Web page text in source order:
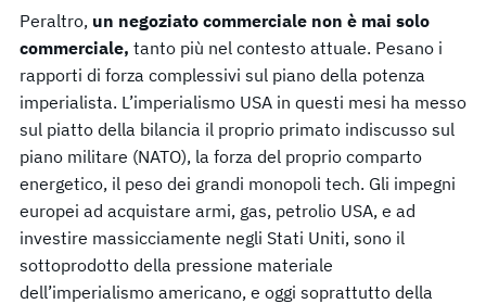
Peraltro, un negoziato commerciale non è mai solo
commerciale, tanto più nel contesto attuale. Pesano i
rapporti di forza complessivi sul piano della potenza
imperialista. L’imperialismo USA in questi mesi ha messo
sul piatto della bilancia il proprio primato indiscusso sul
piano militare (NATO), la forza del proprio comparto
energetico, il peso dei grandi monopoli tech. Gli impegni
europei ad acquistare armi, gas, petrolio USA, e ad
investire massicciamente negli Stati Uniti, sono il
sottoprodotto della pressione materiale
dell’imperialismo americano, e oggi soprattutto della